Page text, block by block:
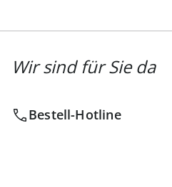
Wir sind für Sie da
Bestell-Hotline